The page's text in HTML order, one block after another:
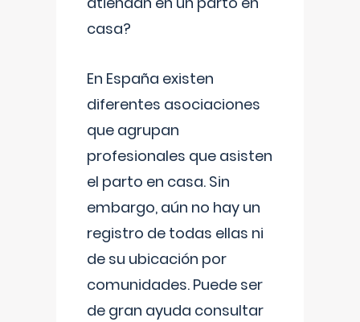
casa?
En España existen
diferentes asociaciones
que agrupan
profesionales que asisten
el parto en casa. Sin
embargo, aún no hay un
registro de todas ellas ni
de su ubicación por
comunidades. Puede ser
de gran ayuda consultar